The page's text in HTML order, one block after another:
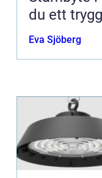
du ett
Eva Sjöberg